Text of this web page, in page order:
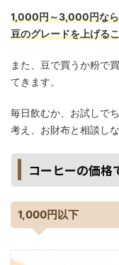
1,000円～3,000円なら
豆のグレードを上げる
また、豆で買うか粉で
てきます。
毎日飲むか、お試しで
考え、お財布と相談し
コーヒーの価格
1,000円以下